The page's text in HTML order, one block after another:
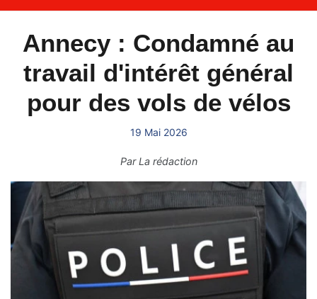
Annecy : Condamné au
travail d'intérêt général
pour des vols de vélos
19 Mai 2026
ParLa rédaction